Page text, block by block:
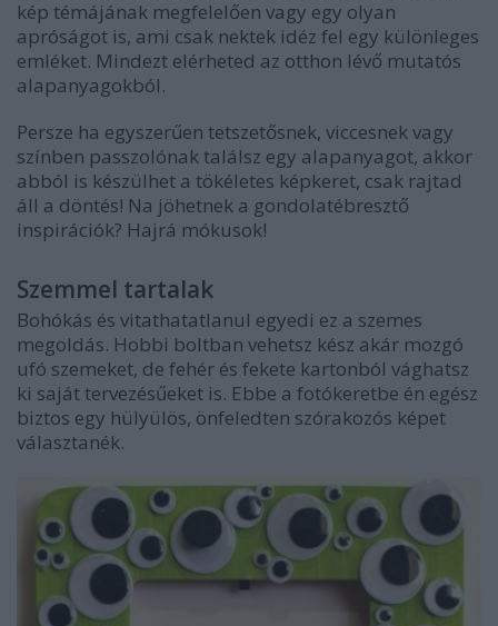
kép témájának megfelelően vagy egy olyan
apróságot is, ami csak nektek idéz fel egy különleges
emléket. Mindezt elérheted az otthon lévő mutatós
alapanyagokból.
Persze ha egyszerűen tetszetősnek, viccesnek vagy
színben passzolónak találsz egy alapanyagot, akkor
abból is készülhet a tökéletes képkeret, csak rajtad
áll a döntés! Na jöhetnek a gondolatébresztő
inspirációk? Hajrá mókusok!
Szemmel tartalak
Bohókás és vitathatatlanul egyedi ez a szemes
megoldás. Hobbi boltban vehetsz kész akár mozgó
ufó szemeket, de fehér és fekete kartonból vághatsz
ki saját tervezésűeket is. Ebbe a fotókeretbe én egész
biztos egy hülyülös, önfeledten szórakozós képet
választanék.